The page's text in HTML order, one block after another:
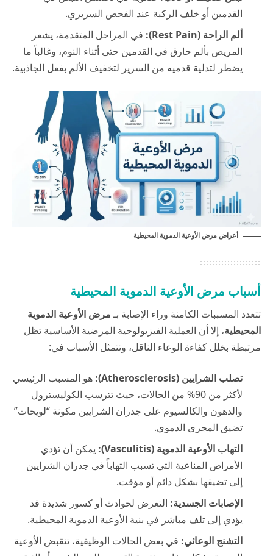
القدمين أو خلف الركبة عند الفحص السريري.
ألم الراحة (Rest Pain):
في المراحل المتقدمة، يشعر
المريض بألم حارق في القدمين حتى أثناء النوم، وغالباً ما
يضطر لتدلية قدميه من السرير لتخفيف الألم بفعل الجاذبية.
أعراض مرض الأوعية الدموية المحيطية
أسباب مرض الأوعية الدموية المحيطية
تتعدد المسببات الكامنة وراء الإصابة بـمرض الأوعية الدموية
المحيطية، إلا أن العملية الفيزيولوجية المرضية الأساسية تظل
مرتبطة بخلل كفاءة الوعاء الناقل، وتتمثل الأسباب في:
تصلب الشرايين (Atherosclerosis):
هو المسبب الرئيسي
لأكثر من 90% من الحالات، حيث تترسب الكوليسترول
والدهون والكالسيوم على جدران الشرايين مكونة “لويحات”
تضيق المجرى الدموي.
التهاب الأوعية الدموية (Vasculitis):
يمكن أن تؤدي
الأمراض المناعية التي تسبب التهاباً في جدران الشرايين
إلى تضيقها بشكل دائم أو مؤقت.
الإصابات الجسدية: التعرض لحوادث أو كسور شديدة قد
يؤدي إلى تلف مباشر في بنية الأوعية الدموية المحيطية.
التشنج الوعائي: في بعض الحالات الوظيفية، تنقبض الأوعية